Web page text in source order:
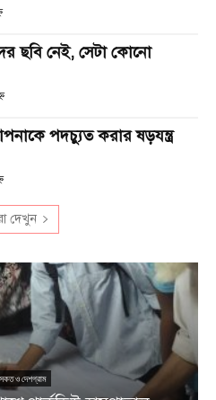
ছবি নেই, সেটা কোনো
পদচ্যুত করার ষড়যন্ত্র
দেখুন
ও দেশগ্রাম